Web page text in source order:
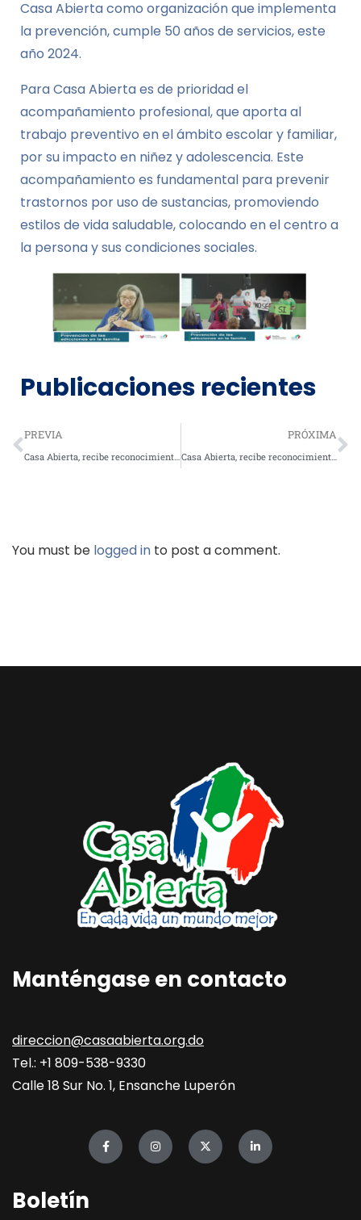
Casa Abierta como organización que implementa
la prevención, cumple 50 años de servicios, este
año 2024.
Para Casa Abierta es de prioridad el
acompañamiento profesional, que aporta al
trabajo preventivo en el ámbito escolar y familiar,
por su impacto en niñez y adolescencia. Este
acompañamiento es fundamental para prevenir
trastornos por uso de sustancias, promoviendo
estilos de vida saludable, colocando en el centro a
la persona y sus condiciones sociales.
Publicaciones recientes
PREVIA
Casa Abierta, recibe reconocimiento: Premio a la Rendición de Cuenta y Transparencia a las ASFL
PRÓXIMA
Casa Abierta, recibe reconocimiento del Ministerio de Salud Pública, por su desempeño y transparencia en el uso de los recursos del Estado Dominicano durante el año 2023.
You must be logged in to post a comment.
Manténgase en contacto
direccion@casaabierta.org.do
Tel.: +1 809-538-9330
Calle 18 Sur No. 1, Ensanche Luperón
Boletín